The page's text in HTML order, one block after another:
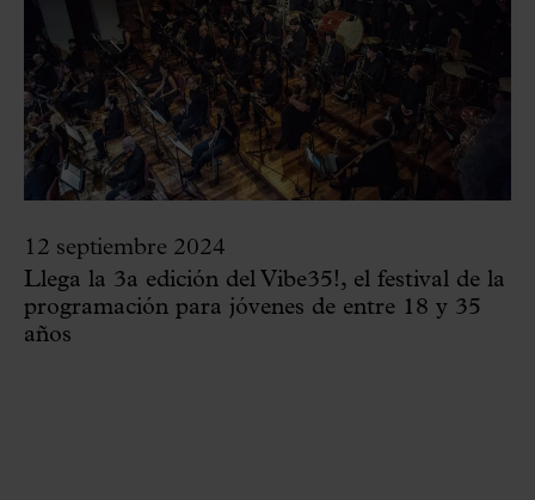
12 septiembre 2024
Llega la 3a edición del Vibe35!, el festival de la
programación para jóvenes de entre 18 y 35
años